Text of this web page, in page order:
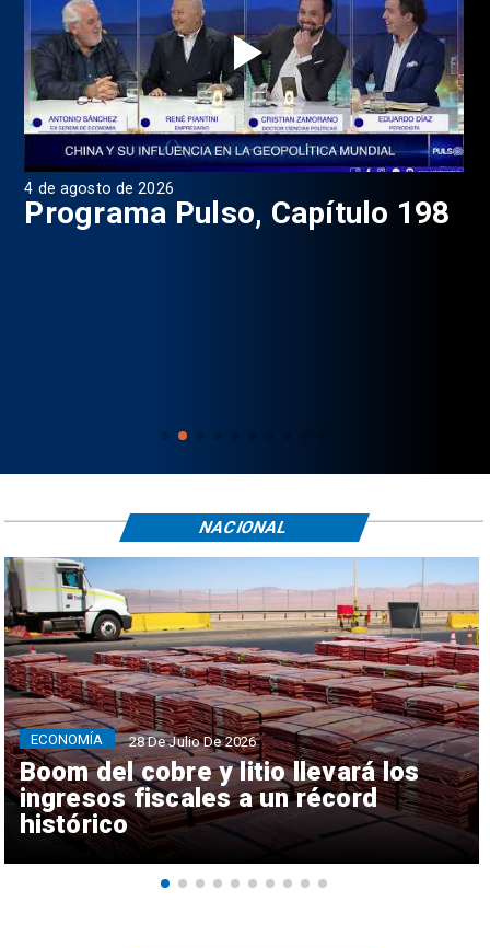
4 de agosto de 2026
Programa Pulso, Capítulo 198
Boom del cobre y litio llevará los
ingresos fiscales a un récord
histórico
ECONOMÍA 28 De Julio De 2026
NACIONAL